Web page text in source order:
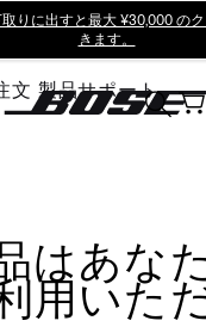
取りに出すと最大 ¥30,000 の
きます。
文 製品サポート
はあな
用いた